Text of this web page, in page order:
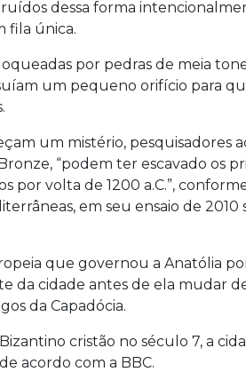
dessa forma
fila única.
por pedras de meia
um pequeno orifício para
um mistério, pesquisadores
“podem ter escavado os
por volta de 1200 a.C.”,
em seu ensaio de 2010
que governou a Anatólia
da cidade antes de ela mudar
da Capadócia.
cristão no século 7, a
acordo com a BBC.